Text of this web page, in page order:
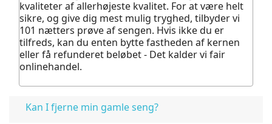
kvaliteter af allerhøjeste kvalitet. For at være helt
sikre, og give dig mest mulig tryghed, tilbyder vi
101 nætters prøve af sengen. Hvis ikke du er
tilfreds, kan du enten bytte fastheden af kernen
eller få refunderet beløbet - Det kalder vi fair
onlinehandel.
Kan I fjerne min gamle seng?